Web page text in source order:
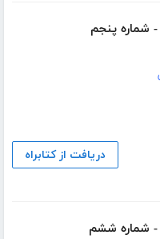
- شماره پنجم
دریافت از کتابراه
- شماره ششم